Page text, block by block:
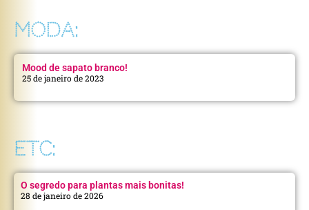
MODA:
Mood de sapato branco!
25 de janeiro de 2023
ETC:
O segredo para plantas mais bonitas!
28 de janeiro de 2026